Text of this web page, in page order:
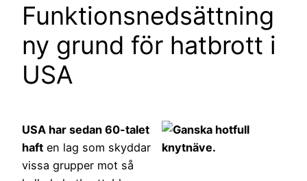
Funktionsnedsättning
ny grund för hatbrott i
USA
USA har sedan 60-talet
haft en lag som skyddar
vissa grupper mot så